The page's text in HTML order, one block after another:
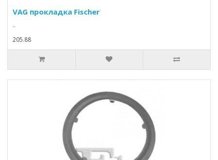
VAG прокладка Fischer
..
205.88